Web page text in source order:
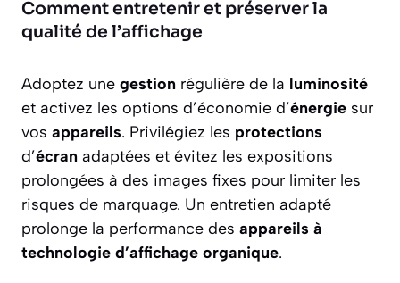
Comment entretenir et préserver la
qualité de l’affichage
Adoptez une gestion régulière de la luminosité
et activez les options d’économie d’énergie sur
vos appareils. Privilégiez les protections
d’écran adaptées et évitez les expositions
prolongées à des images fixes pour limiter les
risques de marquage. Un entretien adapté
prolonge la performance des appareils à
technologie d’affichage organique.